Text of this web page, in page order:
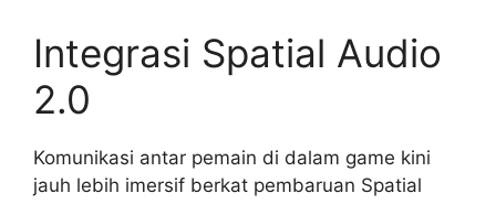
Integrasi Spatial Audio
2.0
Komunikasi antar pemain di dalam game kini
jauh lebih imersif berkat pembaruan Spatial